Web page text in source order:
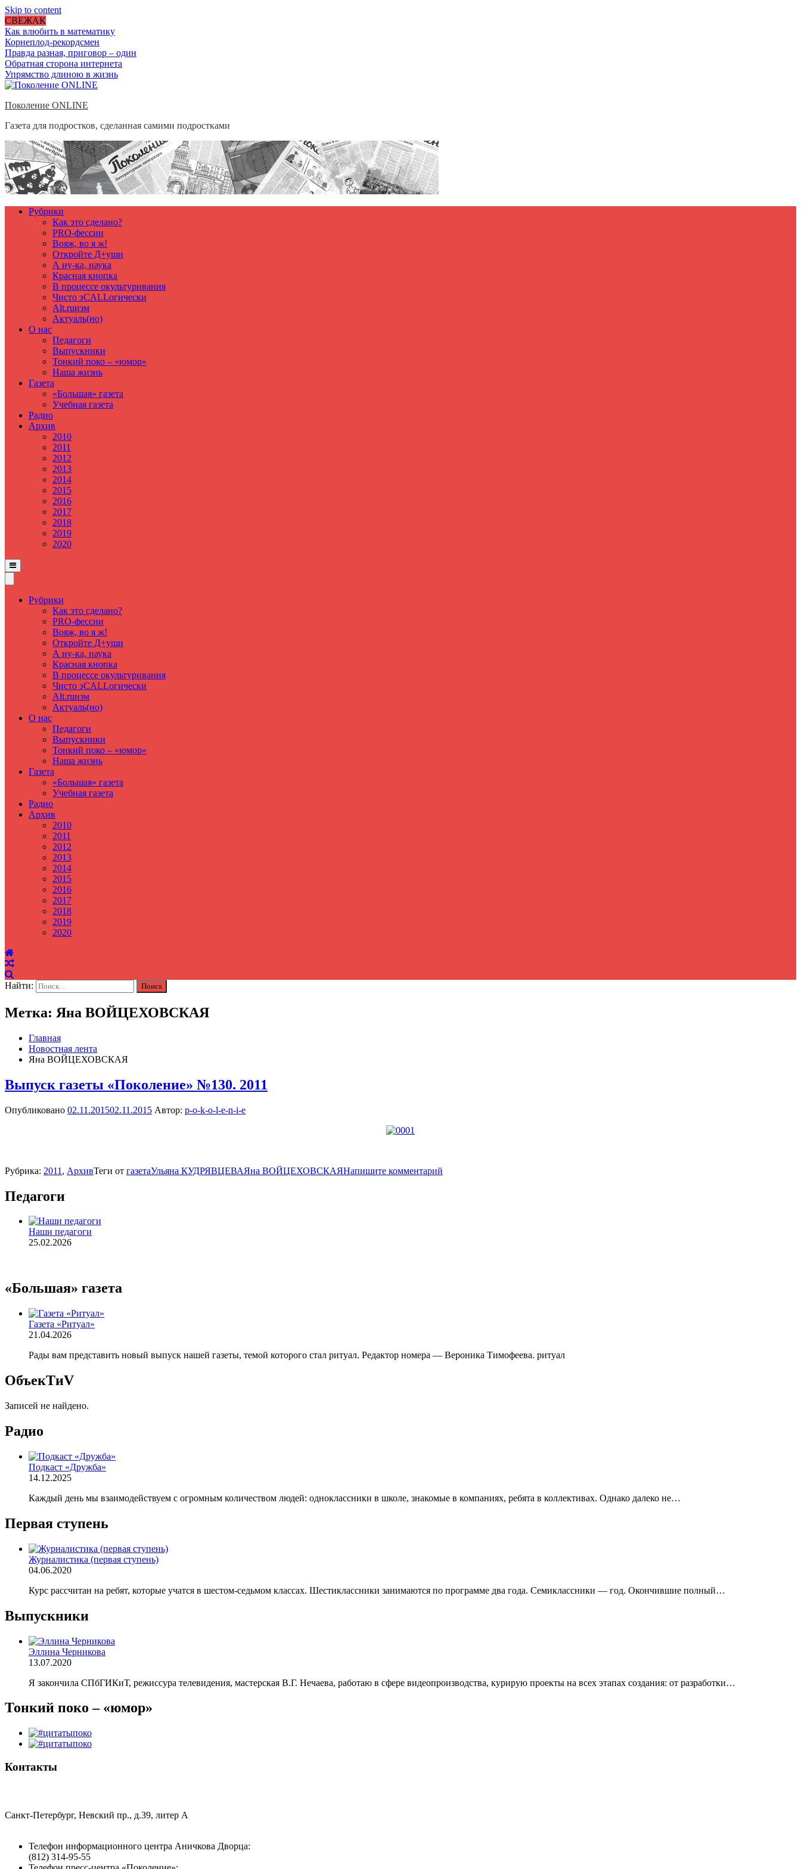
Skip to content
СВЕЖАК
Как влюбить в математику
Корнеплод-рекордсмен
Правда разная, приговор – один
Обратная сторона интернета
Упрямство длиною в жизнь
Поколение ONLINE
Газета для подростков, сделанная самими подростками
Рубрики
Как это сделано?
PRO-фессии
Вояж, во я ж!
Откройте Д+уши
А ну-ка, наука
Красная кнопка
В процессе окультуривания
Чисто эCALLогически
Alt.ruизм
Актуаль(но)
О нас
Педагоги
Выпускники
Тонкий поко – «юмор»
Наша жизнь
Газета
«Большая» газета
Учебная газета
Радио
Архив
2010
2011
2012
2013
2014
2015
2016
2017
2018
2019
2020
Рубрики
Как это сделано?
PRO-фессии
Вояж, во я ж!
Откройте Д+уши
А ну-ка, наука
Красная кнопка
В процессе окультуривания
Чисто эCALLогически
Alt.ruизм
Актуаль(но)
О нас
Педагоги
Выпускники
Тонкий поко – «юмор»
Наша жизнь
Газета
«Большая» газета
Учебная газета
Радио
Архив
2010
2011
2012
2013
2014
2015
2016
2017
2018
2019
2020
Найти:
Метка: Яна ВОЙЦЕХОВСКАЯ
Главная
Новостная лента
Яна ВОЙЦЕХОВСКАЯ
Выпуск газеты «Поколение» №130. 2011
Опубликовано 02.11.201502.11.2015 Автор: p-o-k-o-l-e-n-i-e
Рубрика: 2011 , АрхивТеги от газетаУльяна КУДРЯВЦЕВАЯна ВОЙЦЕХОВСКАЯНапишите комментарий
Педагоги
Наши педагоги
25.02.2026
«Большая» газета
Газета «Ритуал»
21.04.2026
Рады вам представить новый выпуск нашей газеты, темой которого стал ритуал. Редактор номера — Вероника Тимофеева. ритуал
ОбъекTиV
Записей не найдено.
Радио
Подкаст «Дружба»
14.12.2025
Каждый день мы взаимодействуем с огромным количеством людей: одноклассники в школе, знакомые в компаниях, ребята в коллективах. Однако далеко не…
Первая ступень
Журналистика (первая ступень)
04.06.2020
Курс рассчитан на ребят, которые учатся в шестом-седьмом классах. Шестиклассники занимаются по программе два года. Семиклассники — год. Окончившие полный…
Выпускники
Эллина Черникова
13.07.2020
Я закончила СПбГИКиТ, режиссура телевидения, мастерская В.Г. Нечаева, работаю в сфере видеопроизводства, курирую проекты на всех этапах создания: от разработки…
Тонкий поко – «юмор»
Контакты
Санкт-Петербург, Невский пр., д.39, литер А
Телефон информационного центра Аничкова Дворца:
(812) 314-95-55